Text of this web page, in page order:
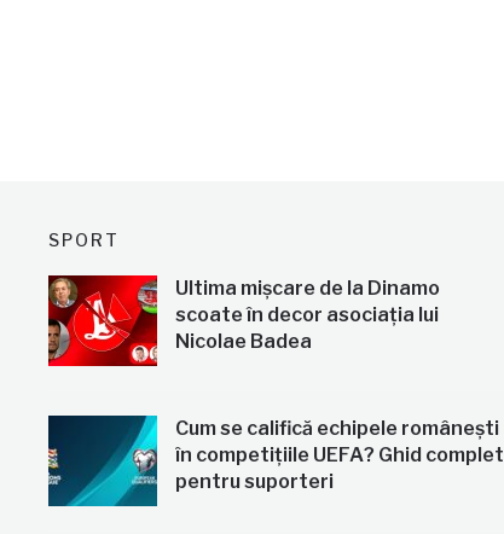
SPORT
Ultima mișcare de la Dinamo
scoate în decor asociația lui
Nicolae Badea
Cum se califică echipele românești
în competițiile UEFA? Ghid complet
pentru suporteri